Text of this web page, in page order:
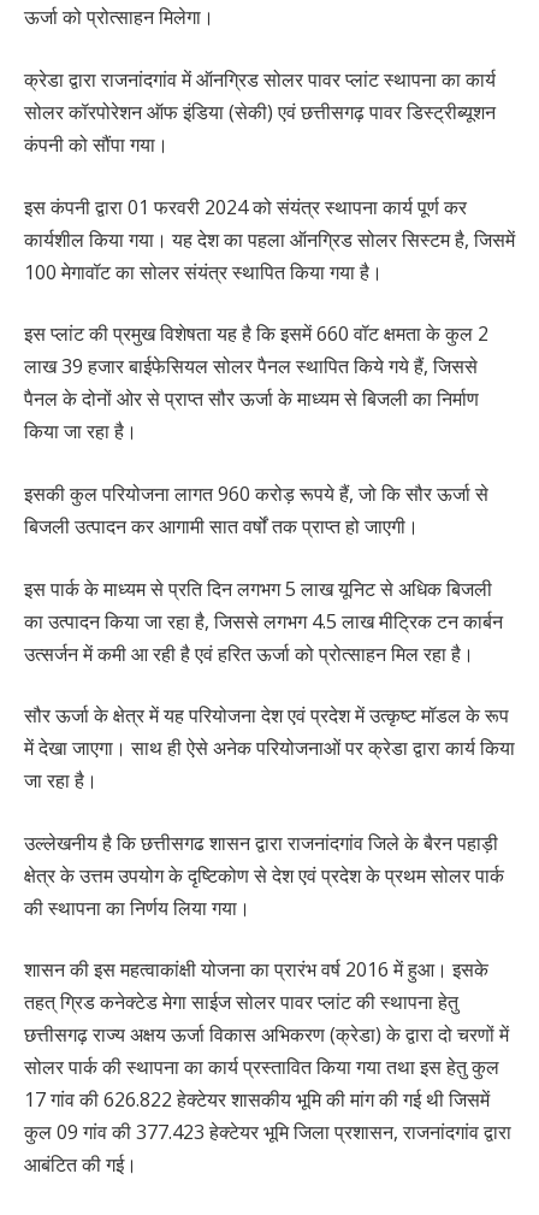
ऊर्जा को प्रोत्साहन मिलेगा।
क्रेडा द्वारा राजनांदगांव में ऑनग्रिड सोलर पावर प्लांट स्थापना का कार्य
सोलर कॉरपोरेशन ऑफ इंडिया (सेकी) एवं छत्तीसगढ़ पावर डिस्ट्रीब्यूशन
कंपनी को सौंपा गया।
इस कंपनी द्वारा 01 फरवरी 2024 को संयंत्र स्थापना कार्य पूर्ण कर
कार्यशील किया गया। यह देश का पहला ऑनग्रिड सोलर सिस्टम है, जिसमें
100 मेगावॉट का सोलर संयंत्र स्थापित किया गया है।
इस प्लांट की प्रमुख विशेषता यह है कि इसमें 660 वॉट क्षमता के कुल 2
लाख 39 हजार बाईफेसियल सोलर पैनल स्थापित किये गये हैं, जिससे
पैनल के दोनों ओर से प्राप्त सौर ऊर्जा के माध्यम से बिजली का निर्माण
किया जा रहा है।
इसकी कुल परियोजना लागत 960 करोड़ रूपये हैं, जो कि सौर ऊर्जा से
बिजली उत्पादन कर आगामी सात वर्षों तक प्राप्त हो जाएगी।
इस पार्क के माध्यम से प्रति दिन लगभग 5 लाख यूनिट से अधिक बिजली
का उत्पादन किया जा रहा है, जिससे लगभग 4.5 लाख मीट्रिक टन कार्बन
उत्सर्जन में कमी आ रही है एवं हरित ऊर्जा को प्रोत्साहन मिल रहा है।
सौर ऊर्जा के क्षेत्र में यह परियोजना देश एवं प्रदेश में उत्कृष्ट मॉडल के रूप
में देखा जाएगा। साथ ही ऐसे अनेक परियोजनाओं पर क्रेडा द्वारा कार्य किया
जा रहा है।
उल्लेखनीय है कि छत्तीसगढ शासन द्वारा राजनांदगांव जिले के बैरन पहाड़ी
क्षेत्र के उत्तम उपयोग के दृष्टिकोण से देश एवं प्रदेश के प्रथम सोलर पार्क
की स्थापना का निर्णय लिया गया।
शासन की इस महत्वाकांक्षी योजना का प्रारंभ वर्ष 2016 में हुआ। इसके
तहत् ग्रिड कनेक्टेड मेगा साईज सोलर पावर प्लांट की स्थापना हेतु
छत्तीसगढ़ राज्य अक्षय ऊर्जा विकास अभिकरण (क्रेडा) के द्वारा दो चरणों में
सोलर पार्क की स्थापना का कार्य प्रस्तावित किया गया तथा इस हेतु कुल
17 गांव की 626.822 हेक्टेयर शासकीय भूमि की मांग की गई थी जिसमें
कुल 09 गांव की 377.423 हेक्टेयर भूमि जिला प्रशासन, राजनांदगांव द्वारा
आबंटित की गई।